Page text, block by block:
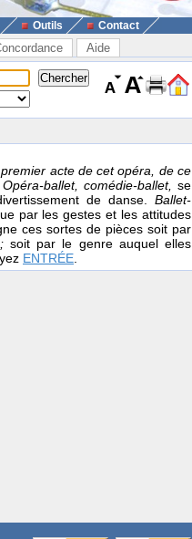
Outils Contact
Aide
acte de cet opéra, de ce
Opéra-ballet, comédie-ballet,se
de danse. Ballet-
par les gestes et les attitudes
ces sortes de pièces soit par
soit par le genre auquel elles
ENTRÉE.